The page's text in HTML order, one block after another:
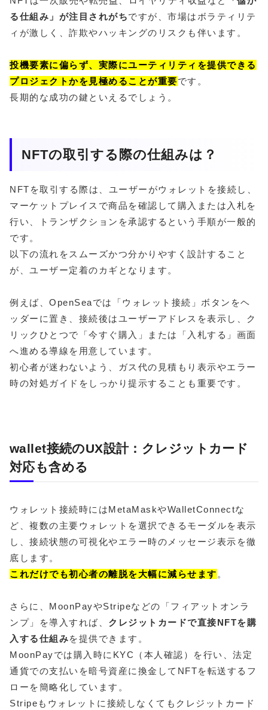
る仕組み」が注目されがちですが、市場はボラティリテ
ィが激しく、詐欺やハッキングのリスクも伴います。
投機要素に偏らず、実際にユーティリティを提供できる
プロジェクトかを見極めることが重要です。
長期的な成功の鍵といえるでしょう。
NFTの取引する際の仕組みは？
NFTを取引する際は、ユーザーがウォレットを接続し、
マーケットプレイスで商品を確認して購入または入札を
行い、トランザクションを承認するという手順が一般的
です。
以下の流れをスムーズかつ分かりやすく設計すること
が、ユーザー定着のカギとなります。
例えば、OpenSeaでは「ウォレット接続」ボタンをヘ
ッダーに置き、接続後はユーザーアドレスを表示し、ク
リックひとつで「今すぐ購入」または「入札する」画面
へ進める導線を用意しています。
初心者が迷わないよう、ガス代の見積もり表示やエラー
時の対処ガイドをしっかり提示することも重要です。
wallet接続のUX設計：クレジットカード
対応も含める
ウォレット接続時にはMetaMaskやWalletConnectな
ど、複数の主要ウォレットを選択できるモーダルを表示
し、接続状態の可視化やエラー時のメッセージ表示を徹
底します。
これだけでも初心者の離脱を大幅に減らせます 。
さらに、MoonPayやStripeなどの「フィアットオンラ
ンプ」を導入すれば、 クレジットカードで直接NFTを購
入する仕組みを提供できます。
MoonPayでは購入時にKYC（本人確認）を行い、法定
通貨での支払いを暗号資産に換金してNFTを転送するフ
ローを簡略化しています。
Stripeもウォレットに接続しなくてもクレジットカード